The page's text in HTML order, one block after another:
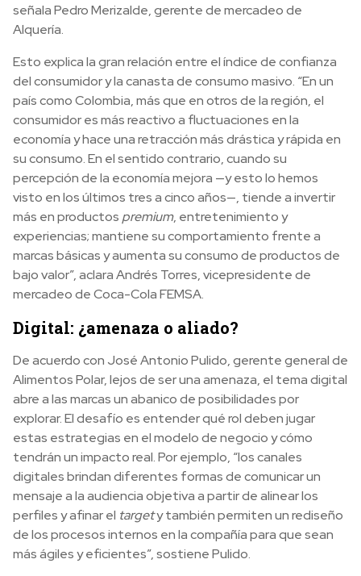
señala Pedro Merizalde, gerente de mercadeo de
Alquería.
Esto explica la gran relación entre el índice de confianza
del consumidor y la canasta de consumo masivo. “En un
país como Colombia, más que en otros de la región, el
consumidor es más reactivo a fluctuaciones en la
economía y hace una retracción más drástica y rápida en
su consumo. En el sentido contrario, cuando su
percepción de la economía mejora —y esto lo hemos
visto en los últimos tres a cinco años—, tiende a invertir
más en productos premium, entretenimiento y
experiencias; mantiene su comportamiento frente a
marcas básicas y aumenta su consumo de productos de
bajo valor”, aclara Andrés Torres, vicepresidente de
mercadeo de Coca-Cola FEMSA.
Digital: ¿amenaza o aliado?
De acuerdo con José Antonio Pulido, gerente general de
Alimentos Polar, lejos de ser una amenaza, el tema digital
abre a las marcas un abanico de posibilidades por
explorar. El desafío es entender qué rol deben jugar
estas estrategias en el modelo de negocio y cómo
tendrán un impacto real. Por ejemplo, “los canales
digitales brindan diferentes formas de comunicar un
mensaje a la audiencia objetiva a partir de alinear los
perfiles y afinar el targety también permiten un rediseño
de los procesos internos en la compañía para que sean
más ágiles y eficientes”, sostiene Pulido.